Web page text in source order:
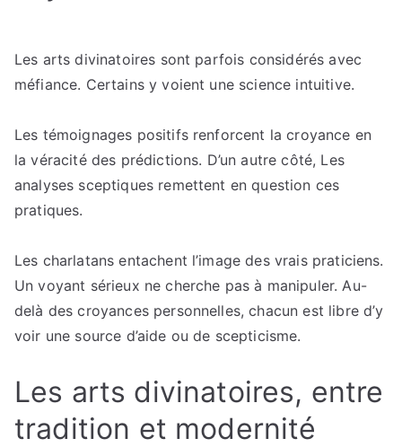
Les arts divinatoires sont parfois considérés avec
méfiance. Certains y voient une science intuitive.
Les témoignages positifs renforcent la croyance en
la véracité des prédictions. D’un autre côté, Les
analyses sceptiques remettent en question ces
pratiques.
Les charlatans entachent l’image des vrais praticiens.
Un voyant sérieux ne cherche pas à manipuler. Au-
delà des croyances personnelles, chacun est libre d’y
voir une source d’aide ou de scepticisme.
Les arts divinatoires, entre
tradition et modernité